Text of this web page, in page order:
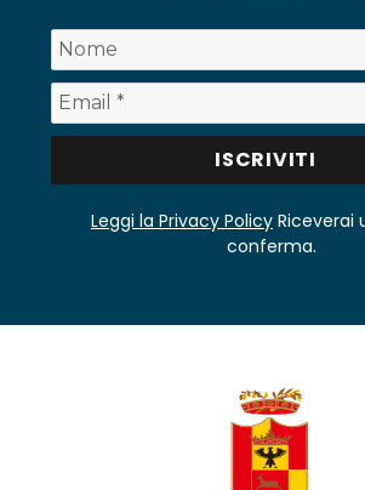
Leggi la Privacy Policy Riceverai
conferma.